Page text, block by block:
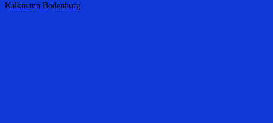
Kalkmann Bodenburg